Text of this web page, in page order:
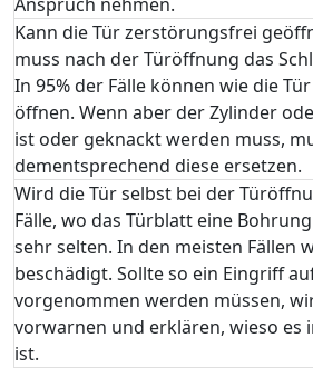
Kann die Tür zerstörungsfrei
muss nach der Türöffnung das
In 95% der Fälle können wie die
öffnen. Wenn aber der Zylinder
ist oder geknackt werden muss,
dementsprechend diese ersetzen.
Wird die Tür selbst bei der
Fälle, wo das Türblatt eine
sehr selten. In den meisten Fällen
beschädigt. Sollte so ein Eingriff
vorgenommen werden müssen,
vorwarnen und erklären, wieso es
ist.